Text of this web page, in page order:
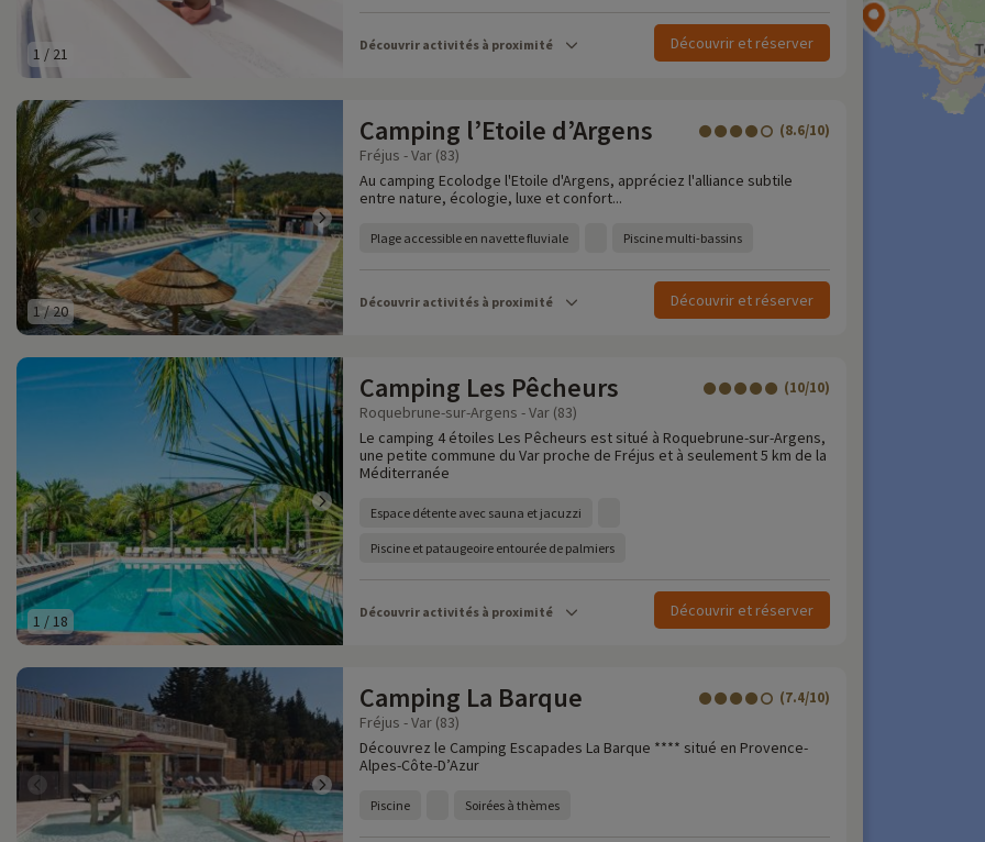
1 / 21 Découvrir activités à proximité Découvrir et réserver
1/20
Camping l’Etoile d’Argens (8.6/10)
Fréjus - Var (83)
Au camping Ecolodge l'Etoile d'Argens, appréciez l'alliance subtile
entre nature, écologie, luxe et confort...
Plage accessible en navette fluviale Piscine multi-bassins
Découvrir activités à proximité Découvrir et réserver
1 /18
Camping Les Pêcheurs (10/10)
Roquebrune-sur-Argens - Var (83)
Le camping 4 étoiles Les Pêcheurs est situé à Roquebrune-sur-Argens,
une petite commune du Var proche de Fréjus et à seulement 5 km de la
Méditerranée
Espace détente avec sauna et jacuzzi
Piscine et pataugeoire entourée de palmiers
Découvrir activités à proximité Découvrir et réserver
Camping La Barque (7.4/10)
Fréjus - Var (83)
Découvrez le Camping Escapades La Barque **** situé en Provence-
Alpes-Côte-D’Azur
Piscine Soirées à thèmes